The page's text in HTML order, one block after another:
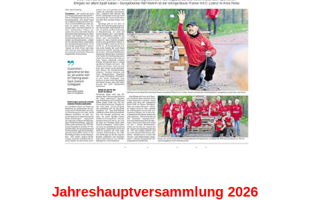
Jahreshauptversammlung 2026